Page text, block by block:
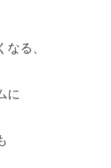
る、
に